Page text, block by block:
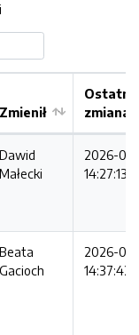
Zmienił
zmiana
Dawid
Małecki
2026-
14:27:13
Beata
Gacioch
2026-
14:37:42